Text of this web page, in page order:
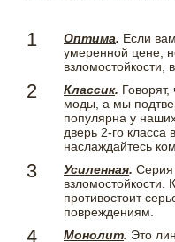
Оптима. Если
умеренной цене,
взломостойкости,
Классик. Говорят,
моды, а мы
популярна у
дверь 2-го класса
наслаждайтесь
Усиленная. Серия
взломостойкости.
противостоит
повреждениям.
Монолит. Это